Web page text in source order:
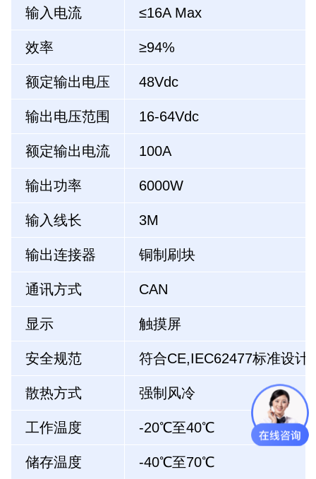
输入电流 ≤16A Max
效率 ≥94%
额定输出电压 48Vdc
输出电压范围 16-64Vdc
额定输出电流 100A
输出功率 6000W
输入线长 3M
输出连接器 铜制刷块
通讯方式 CAN
显示 触摸屏
安全规范 符合CE,IEC62477标准设计
散热方式 强制风冷
工作温度 -20℃至40℃
储存温度 -40℃至70℃